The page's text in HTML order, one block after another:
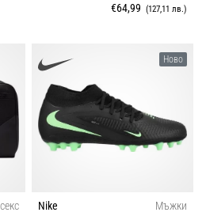
€64,99 (127,11 лв.)
Ново
Nike
Мъжки